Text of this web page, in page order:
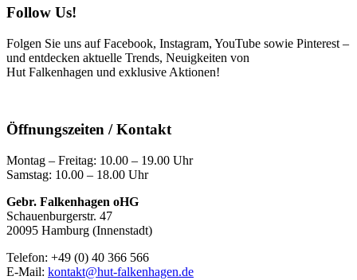
Follow Us!
Folgen Sie uns auf Facebook, Instagram, YouTube sowie Pinterest –
und entdecken aktuelle Trends, Neuigkeiten von
Hut Falkenhagen und exklusive Aktionen!
Öffnungszeiten / Kontakt
Montag – Freitag: 10.00 – 19.00 Uhr
Samstag: 10.00 – 18.00 Uhr
Gebr. Falkenhagen oHG
Schauenburgerstr. 47
20095 Hamburg (Innenstadt)
Telefon: +49 (0) 40 366 566
E-Mail: kontakt@hut-falkenhagen.de